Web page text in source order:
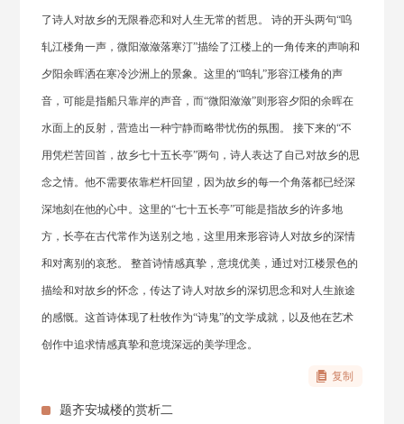
了诗人对故乡的无限眷恋和对人生无常的哲思。 诗的开头两句“呜
轧江楼角一声，微阳潋潋落寒汀”描绘了江楼上的一角传来的声响和
夕阳余晖洒在寒冷沙洲上的景象。这里的“呜轧”形容江楼角的声
音，可能是指船只靠岸的声音，而“微阳潋潋”则形容夕阳的余晖在
水面上的反射，营造出一种宁静而略带忧伤的氛围。 接下来的“不
用凭栏苦回首，故乡七十五长亭”两句，诗人表达了自己对故乡的思
念之情。他不需要依靠栏杆回望，因为故乡的每一个角落都已经深
深地刻在他的心中。这里的“七十五长亭”可能是指故乡的许多地
方，长亭在古代常作为送别之地，这里用来形容诗人对故乡的深情
和对离别的哀愁。 整首诗情感真挚，意境优美，通过对江楼景色的
描绘和对故乡的怀念，传达了诗人对故乡的深切思念和对人生旅途
的感慨。这首诗体现了杜牧作为“诗鬼”的文学成就，以及他在艺术
创作中追求情感真挚和意境深远的美学理念。
复制
题齐安城楼的赏析二